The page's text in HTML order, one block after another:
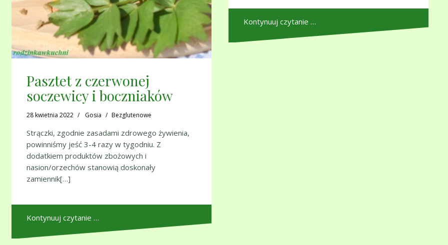
Pasztet z czerwonej
soczewicy i boczniaków
28 kwietnia 2022 Gosia Bezglutenowe
Strączki, zgodnie zasadami zdrowego żywienia,
powinniśmy jeść 3-4 razy w tygodniu. Z
dodatkiem produktów zbożowych i
nasion/orzechów stanowią doskonały
zamiennik[…]
Kontynuuj czytanie …
Kontynuuj czytanie …